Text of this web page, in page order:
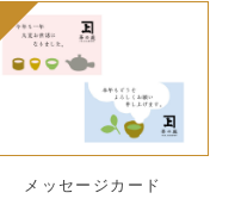
メッセージカード